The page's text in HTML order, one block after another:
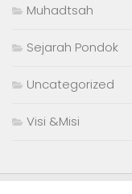
Muhadtsah
Sejarah Pondok
Uncategorized
Visi &Misi